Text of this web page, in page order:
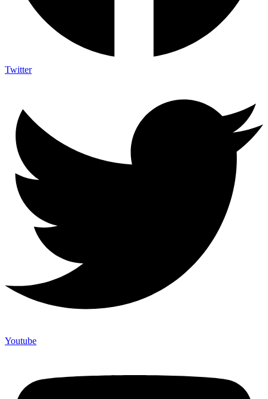
Twitter
Youtube